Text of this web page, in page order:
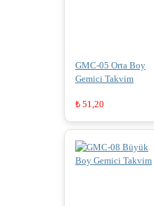
GMC-05 Orta Boy
Gemici Takvim
₺ 51,20